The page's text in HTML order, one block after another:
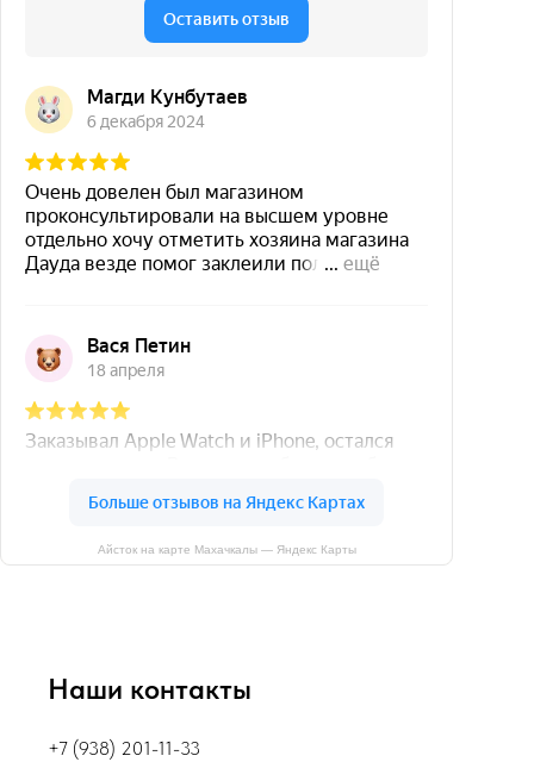
Айсток на карте Махачкалы — Яндекс Карты
Наши контакты
+7 (938) 201-11-33